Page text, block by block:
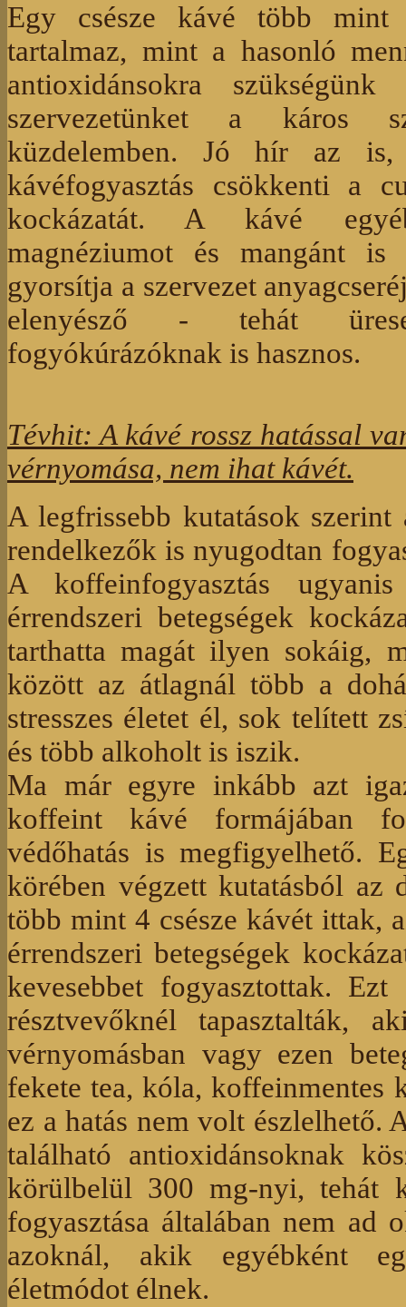
Egy csésze kávé több mint
tartalmaz, mint a hasonló
antioxidánsokra
szervezetünket a káros
küzdelemben. Jó hír az
kávéfogyasztás csökkenti a
kockázatát. A kávé
magnéziumot és mangánt
gyorsítja a szervezet
elenyésző - tehát
fogyókúrázóknak is hasznos.
Tévhit: A kávé rossz hatással
vérnyomása, nem ihat kávét.
A legfrissebb kutatások
rendelkezők is nyugodtan
A koffeinfogyasztás
érrendszeri betegségek
tarthatta magát ilyen sokáig,
között az átlagnál több a
stresszes életet él, sok telített
és több alkoholt is iszik.
Ma már egyre inkább azt
koffeint kávé formájában
védőhatás is megfigyelhető.
körében végzett kutatásból
több mint 4 csésze kávét ittak,
érrendszeri betegségek
kevesebbet fogyasztottak.
résztvevőknél tapasztalták,
vérnyomásban vagy ezen
fekete tea, kóla, koffeinmentes
ez a hatás nem volt észlelhető.
található antioxidánsoknak
körülbelül 300 mg-nyi, tehát
fogyasztása általában nem ad
azoknál, akik egyébként
életmódot élnek.